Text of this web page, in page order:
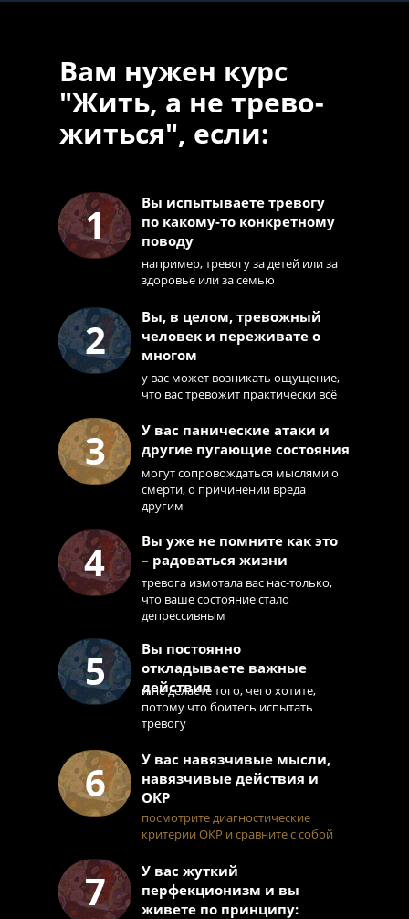
КУРС
ПРО АВТОРА
КУРСА
КОМУ НУЖЕН
КУРС
КУРСА
ЧАСТЫЕ
ВОПРОСЫ
Выберите
интересующий раздел
1
2
3
4
5
6
7
например, тревогу за детей или за
здоровье или за семью
у вас может возникать ощущение,
что вас тревожит практически всё
могут сопровождаться мыслями о
смерти, о причинении вреда
другим
Вы испытываете тревогу
по какому-то конкретному
поводу
Вы, в целом, тревожный
человек и переживате о
многом
У вас панические атаки и
другие пугающие состояния
тревога измотала вас нас-только,
что ваше состояние стало
депрессивным
и не делаете того, чего хотите,
потому что боитесь испытать
тревогу
посмотрите диагностические
критерии ОКР и сравните с собой
Вы уже не помните как это
– радоваться жизни
Вы постоянно
откладываете важные
действия
У вас навязчивые мысли,
навязчивые действия и
ОКР
У вас жуткий
перфекционизм и вы
живете по принципу:
Вам нужен курс
"Жить, а не трево-
житься", если: